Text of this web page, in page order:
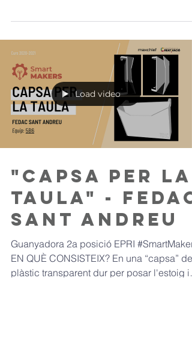
Load video
"Capsa per la
taula" - FEDAC
Sant Andreu
Guanyadora 2a posició EPRI #SmartMakers
EN QUÈ CONSISTEIX? En una “capsa” de
plàstic transparent dur per posar l'estoig i